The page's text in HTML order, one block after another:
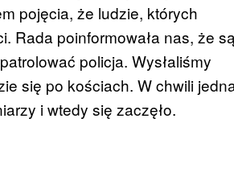
pojęcia, że ludzie, których
Rada poinformowała nas, że są
policja. Wysłaliśmy
się po kościach. W chwili
i wtedy się zaczęło.